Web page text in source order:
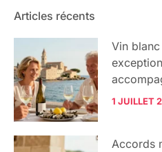
Articles récents
Vin
1 JUILLET
Accords